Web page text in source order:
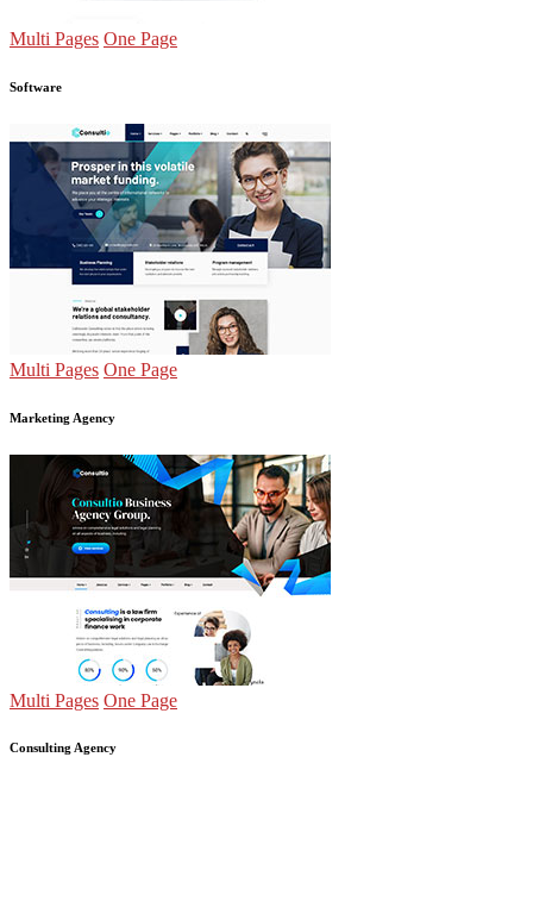
Multi Pages One Page
Software
Multi Pages One Page
Marketing Agency
Multi Pages One Page
Consulting Agency